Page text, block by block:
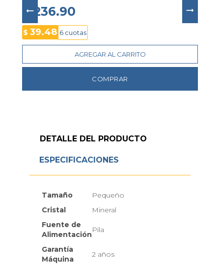
acero inoxidable en tono plateado
cierre
desplegable con pulsador
resistente y resistencia al agua de 3 ATM
convirtiéndose en un accesorio ideal para el uso
diario o para realzar looks formales con estilo y
$ 236.90
$ 39.48 6 cuotas
AGREGAR AL CARRITO
COMPRAR
DETALLE DEL PRODUCTO
ESPECIFICACIONES
Tamaño
Pequeño
Cristal
Mineral
Fuente de
Alimentación
Pila
Garantía
Máquina
2 años